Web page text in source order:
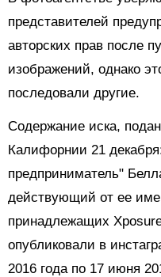
представителей
авторских прав после
изображений, однако
последовали другие.
Содержание иска,
Калифорнии 21
предприниматель"
действующий от ее
принадлежащих
опубликовали в
2016 года по 17 июня